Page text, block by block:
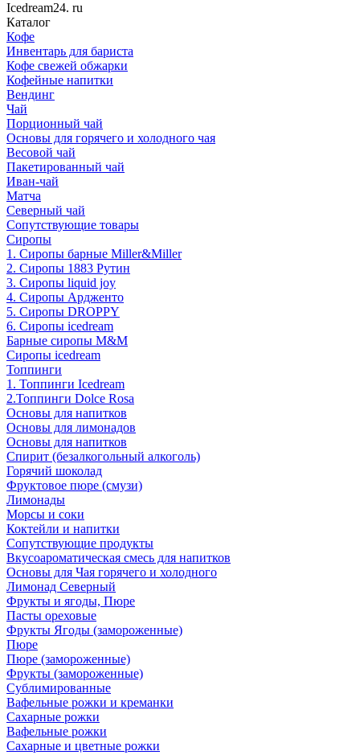
Icedream24. ru
Каталог
Кофе
Инвентарь для бариста
Кофе свежей обжарки
Кофейные напитки
Вендинг
Чай
Порционный чай
Основы для горячего и холодного чая
Весовой чай
Пакетированный чай
Иван-чай
Матча
Северный чай
Сопутствующие товары
Сиропы
1. Сиропы барные Miller&Miller
2. Сиропы 1883 Рутин
3. Cиропы liquid joy
4. Cиропы Ардженто
5. Сиропы DROPPY
6. Сиропы icedream
Барные сиропы M&M
Сиропы icedream
Топпинги
1. Топпинги Icedream
2.Топпинги Dolce Rosa
Основы для напитков
Основы для лимонадов
Основы для напитков
Спирит (безалкогольный алкоголь)
Горячий шоколад
Фруктовое пюре (смузи)
Лимонады
Морсы и соки
Коктейли и напитки
Сопутствующие продукты
Вкусоароматическая смесь для напитков
Основы для Чая горячего и холодного
Лимонад Северный
Фрукты и ягоды, Пюре
Пасты ореховые
Фрукты Ягоды (замороженные)
Пюре
Пюре (замороженные)
Фрукты (замороженные)
Сублимированные
Вафельные рожки и креманки
Сахарные рожки
Вафельные рожки
Сахарные и цветные рожки